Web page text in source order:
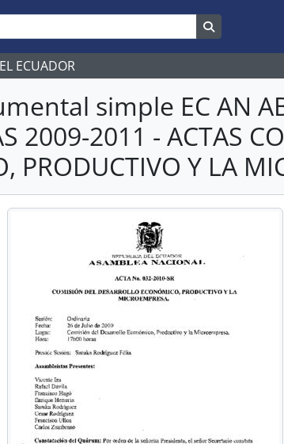
ECUADOR
simple EC AN
2009-2011 - ACTAS
PRODUCTIVO Y LA